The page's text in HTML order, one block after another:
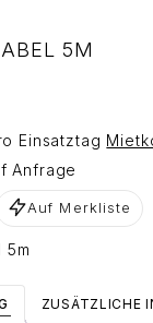
5M
Einsatztag
Anfrage
Auf Merkliste
5m
ZUSÄTZLICHE